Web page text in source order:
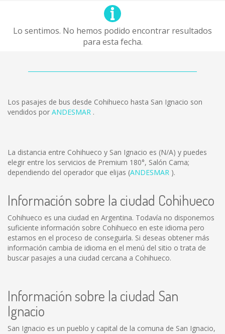
Lo sentimos. No hemos podido encontrar resultados
para esta fecha.
Los pasajes de bus desde Cohihueco hasta San Ignacio son
vendidos por ANDESMAR .
La distancia entre Cohihueco y San Ignacio es (N/A) y puedes
elegir entre los servicios de Premium 180°, Salón Cama;
dependiendo del operador que elijas (ANDESMAR ).
Información sobre la ciudad Cohihueco
Cohihueco es una ciudad en Argentina. Todavía no disponemos
suficiente información sobre Cohihueco en este idioma pero
estamos en el proceso de conseguirla. Si deseas obtener más
información cambia de idioma en el menú del sitio o trata de
buscar pasajes a una ciudad cercana a Cohihueco.
Información sobre la ciudad San
Ignacio
San Ignacio es un pueblo y capital de la comuna de San Ignacio,